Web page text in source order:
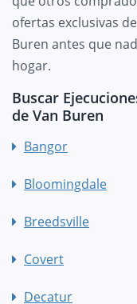
ofertas exclusivas
Buren antes que
hogar.
Buscar
de Van Buren
Bangor
Bloomingdale
Breedsville
Covert
Decatur